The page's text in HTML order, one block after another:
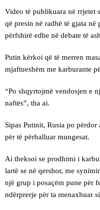
Video të publikuara në rrjetet
që presin në radhë të gjata
përfshirë edhe në debate të
Putin kërkoi që të merren
mjaftueshëm me karburante
“Po shqyrtojmë vendosjen e
naftës”, tha ai.
Sipas Putinit, Rusia po
për të përballuar mungesat.
Ai theksoi se prodhimi i
lartë se në qershor, me
një grup i posaçëm pune për
ndërprerje për ta menaxhuar